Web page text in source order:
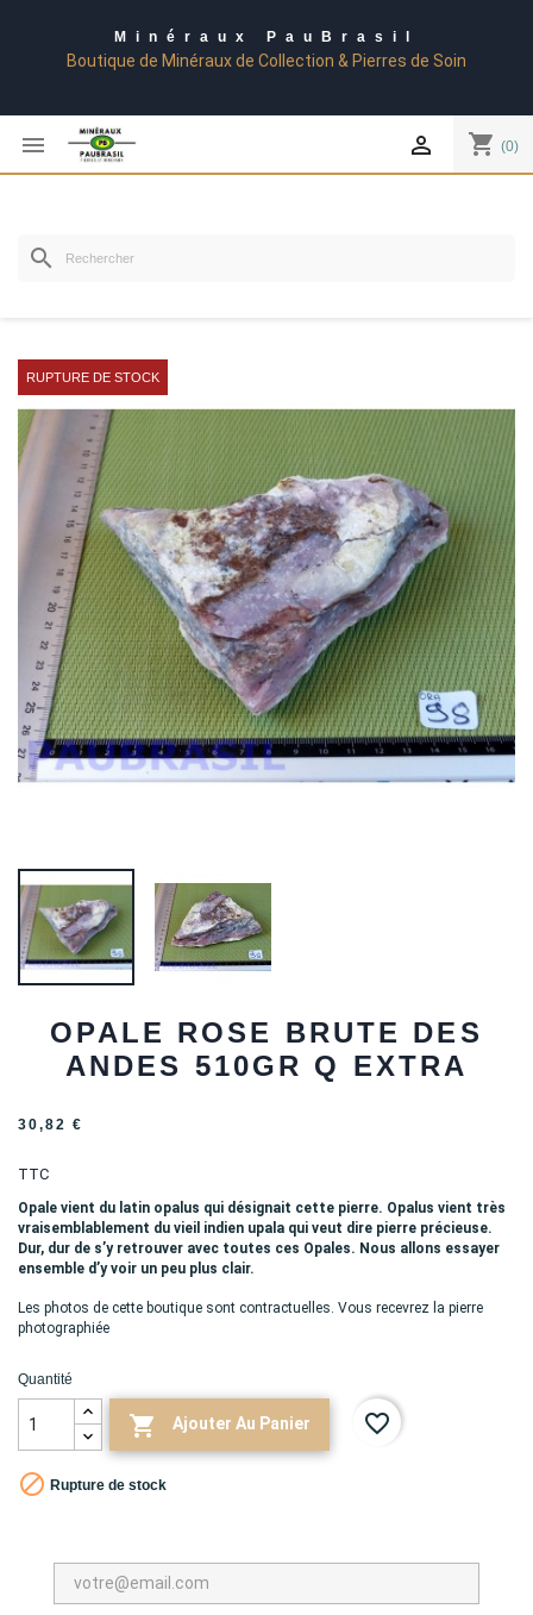
Minéraux PauBrasil
Boutique de Minéraux de Collection & Pierres de Soin
 shopping_cart (0)

search
RUPTURE DE STOCK
OPALE ROSE BRUTE DES
ANDES 510GR Q EXTRA
30,82 €
TTC
Opale vient du latin opalus qui désignait cette pierre. Opalus vient très
vraisemblablement du vieil indien upala qui veut dire pierre précieuse.
Dur, dur de s’y retrouver avec toutes ces Opales. Nous allons essayer
ensemble d’y voir un peu plus clair.
Les photos de cette boutique sont contractuelles. Vous recevrez la pierre
photographiée
Quantité
 Ajouter Au Panier favorite_border
 Rupture de stock